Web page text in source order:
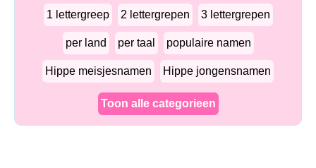
1 lettergreep 2 lettergrepen 3 lettergrepen
per land per taal populaire namen
Hippe meisjesnamen Hippe jongensnamen
Toon alle categorieen